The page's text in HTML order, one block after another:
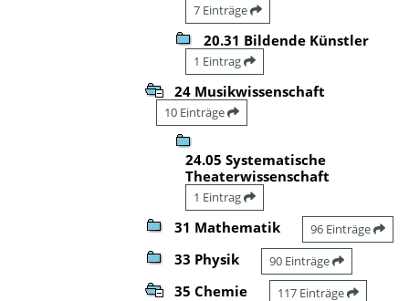
7 Einträge
20.31 Bildende Künstler
1 Eintrag
24 Musikwissenschaft
10 Einträge
24.05 Systematische
Theaterwissenschaft
1 Eintrag
31 Mathematik 96 Einträge
33 Physik 90 Einträge
35 Chemie 117 Einträge